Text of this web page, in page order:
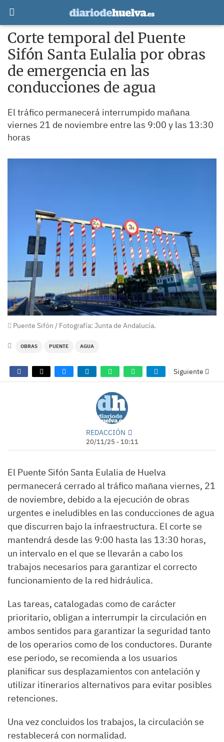
Corte temporal del Puente
Sifón Santa Eulalia por obras
de emergencia en las
conducciones de agua
El tráfico permanecerá interrumpido mañana
viernes 21 de noviembre entre las 9:00 y las 13:30
horas
Puente Sifón / Fotografía: Junta de Andalucía.
OBRAS PUENTE AGUA
Siguiente
REDACCIÓN
20/11/25 - 10:11
El Puente Sifón Santa Eulalia de Huelva
permanecerá cerrado al tráfico mañana viernes, 21
de noviembre, debido a la ejecución de obras
urgentes e ineludibles en las conducciones de agua
que discurren bajo la infraestructura. El corte se
mantendrá desde las 9:00 hasta las 13:30 horas,
un intervalo en el que se llevarán a cabo los
trabajos necesarios para garantizar el correcto
funcionamiento de la red hidráulica.
Las tareas, catalogadas como de carácter
prioritario, obligan a interrumpir la circulación en
ambos sentidos para garantizar la seguridad tanto
de los operarios como de los conductores. Durante
ese periodo, se recomienda a los usuarios
planificar sus desplazamientos con antelación y
utilizar itinerarios alternativos para evitar posibles
retenciones.
Una vez concluidos los trabajos, la circulación se
restablecerá con normalidad.